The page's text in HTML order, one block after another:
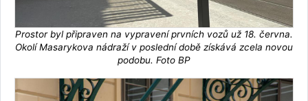
Prostor byl připraven na vypravení prvních vozů už 18. června.
Okolí Masarykova nádraží v poslední době získává zcela novou
podobu. Foto BP